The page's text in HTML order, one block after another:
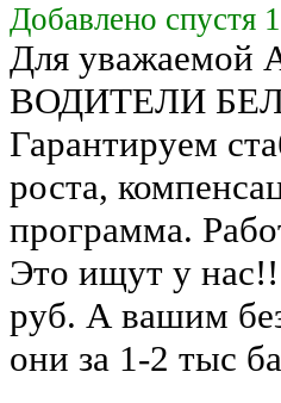
Добавлено спустя
Для
ВОДИТЕЛИ
Гарантируем
роста,
программа.
Это ищут у
руб. А вашим
они за 1-2 тыс